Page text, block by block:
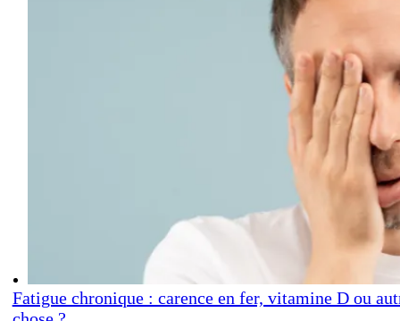
Fatigue chronique : carence en fer, vitamine D ou